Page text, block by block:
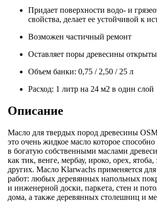
Придает поверхности водо- и
свойства, делает ее устойчивой к
Возможен частичный ремонт
Оставляет поры древесины
Объем банки: 0,75 / 2,50 / 25 л
Расход: 1 литр на 24 м2 в один слой
Описание
Масло для твердых пород древесины
это очень жидкое масло которое
в богатую собственными маслами
как тик, венге, мербау, ироко, орех,
других. Масло Klarwachs применяется
работ: любых деревянных напольных
и инженерной доски, паркета, стен и
дома, а также деревянных столешниц и